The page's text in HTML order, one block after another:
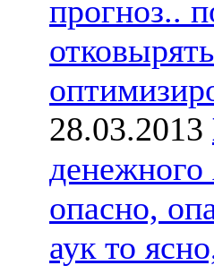
прогноз..
28.03.2013
опасно,
аук то